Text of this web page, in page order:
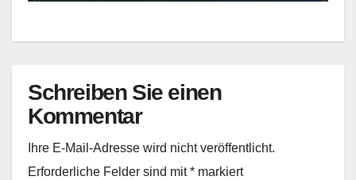
Schreiben Sie einen
Kommentar
Ihre E-Mail-Adresse wird nicht veröffentlicht.
Erforderliche Felder sind mit* markiert